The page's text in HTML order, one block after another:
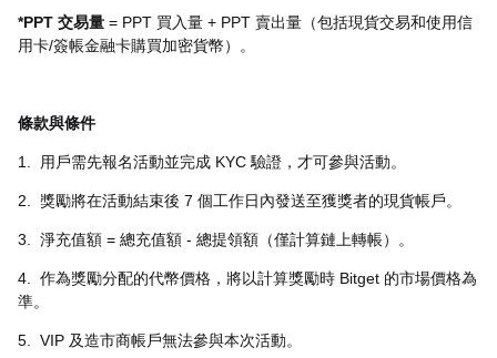
*PPT 交易量 = PPT 買入量 + PPT 賣出量（包括現貨交易和使用信
用卡/簽帳金融卡購買加密貨幣）。
條款與條件
1. 用戶需先報名活動並完成 KYC驗證，才可參與活動。
2. 獎勵將在活動結束後 7 個工作日內發送至獲獎者的現貨帳戶。
3. 淨充值額 = 總充值額 - 總提領額（僅計算鏈上轉帳）。
4. 作為獎勵分配的代幣價格，將以計算獎勵時 Bitget 的市場價格為
準。
5. VIP 及造市商帳戶無法參與本次活動。